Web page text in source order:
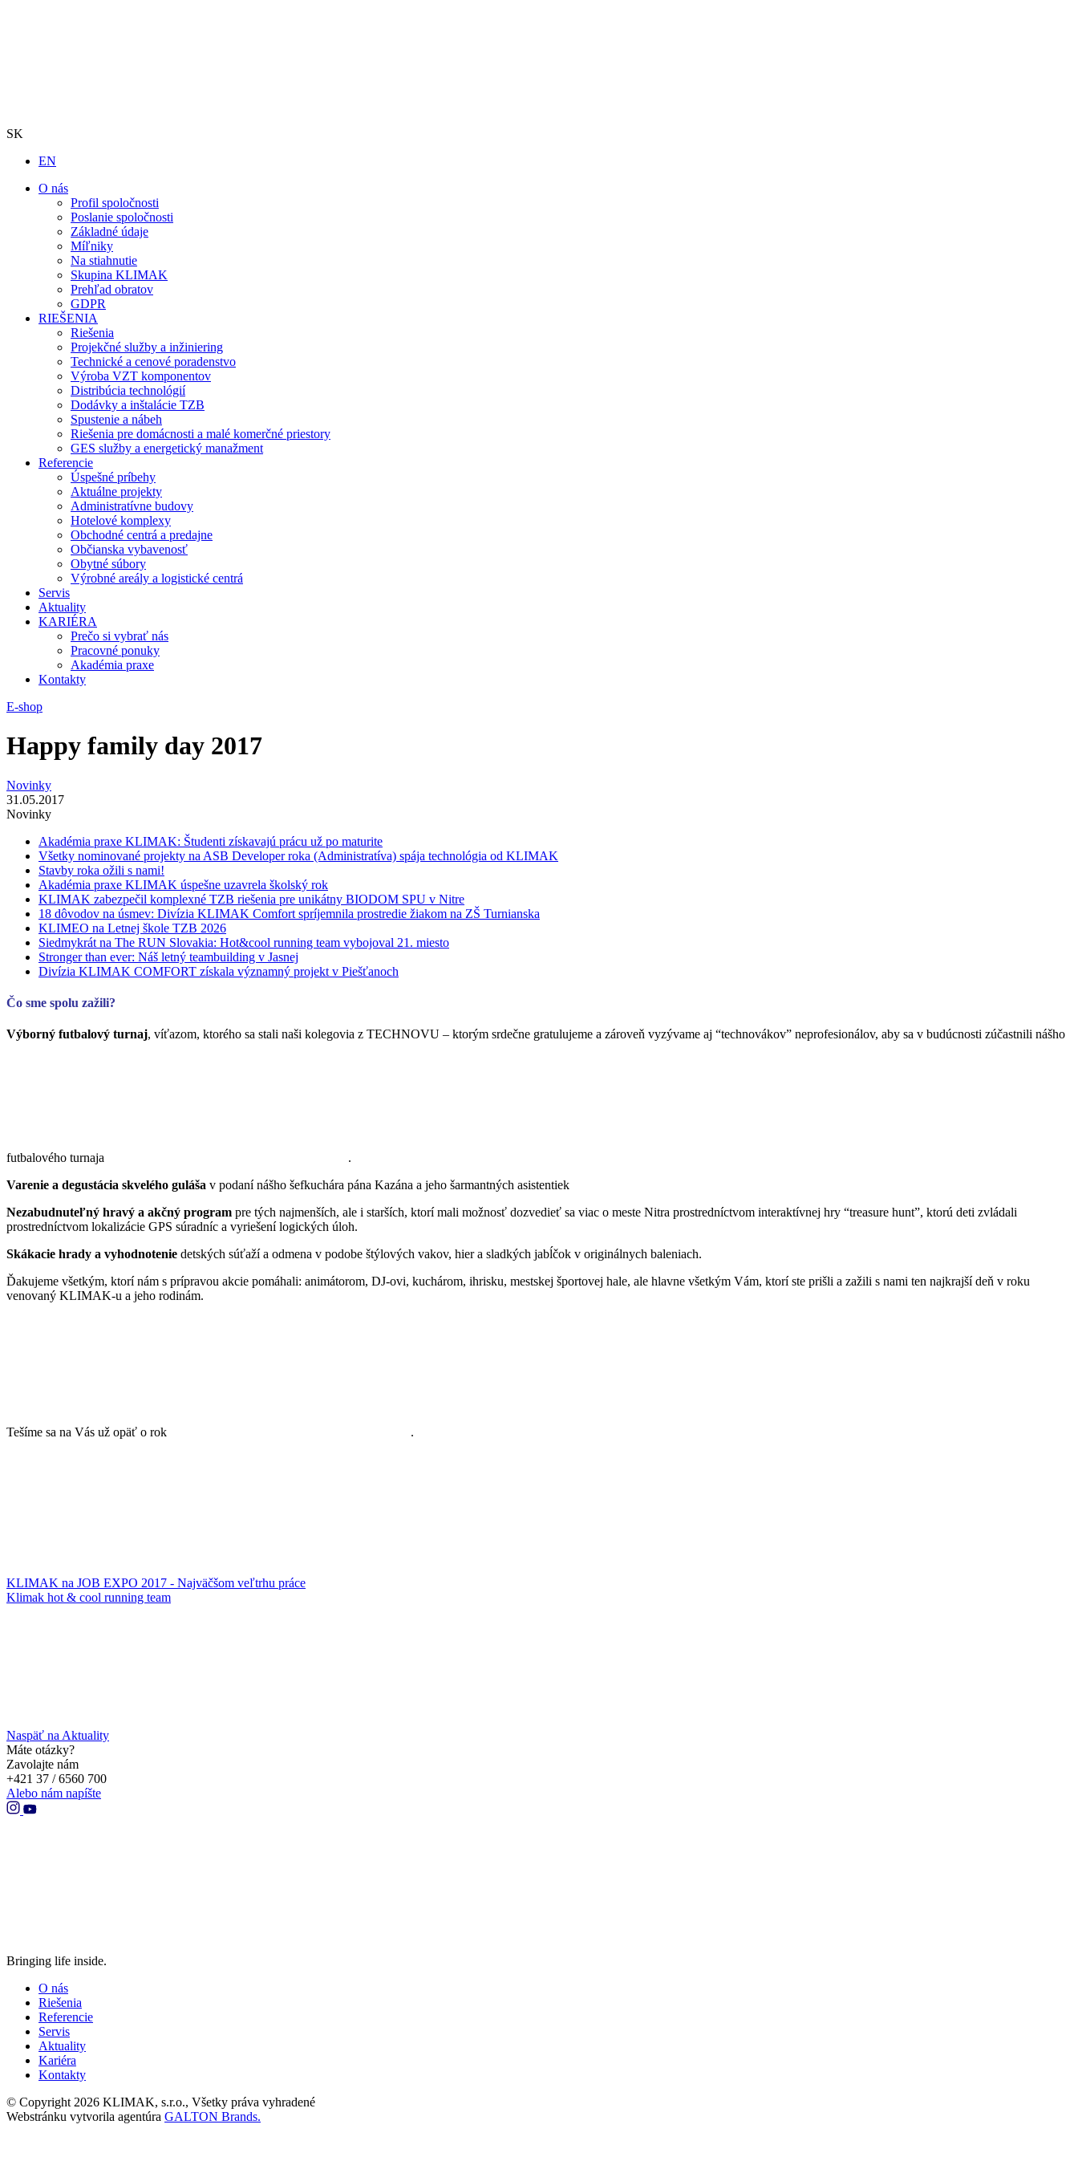
SK
EN
O nás
Profil spoločnosti
Poslanie spoločnosti
Základné údaje
Míľniky
Na stiahnutie
Skupina KLIMAK
Prehľad obratov
GDPR
RIEŠENIA
Riešenia
Projekčné služby a inžiniering
Technické a cenové poradenstvo
Výroba VZT komponentov
Distribúcia technológií
Dodávky a inštalácie TZB
Spustenie a nábeh
Riešenia pre domácnosti a malé komerčné priestory
GES služby a energetický manažment
Referencie
Úspešné príbehy
Aktuálne projekty
Administratívne budovy
Hotelové komplexy
Obchodné centrá a predajne
Občianska vybavenosť
Obytné súbory
Výrobné areály a logistické centrá
Servis
Aktuality
KARIÉRA
Prečo si vybrať nás
Pracovné ponuky
Akadémia praxe
Kontakty
E-shop
Happy family day 2017
Novinky
31.05.2017
Novinky
Akadémia praxe KLIMAK: Študenti získavajú prácu už po maturite
Všetky nominované projekty na ASB Developer roka (Administratíva) spája technológia od KLIMAK
Stavby roka ožili s nami!
Akadémia praxe KLIMAK úspešne uzavrela školský rok
KLIMAK zabezpečil komplexné TZB riešenia pre unikátny BIODOM SPU v Nitre
18 dôvodov na úsmev: Divízia KLIMAK Comfort spríjemnila prostredie žiakom na ZŠ Turnianska
KLIMEO na Letnej škole TZB 2026
Siedmykrát na The RUN Slovakia: Hot&cool running team vybojoval 21. miesto
Stronger than ever: Náš letný teambuilding v Jasnej
Divízia KLIMAK COMFORT získala významný projekt v Piešťanoch
Čo sme spolu zažili?
Výborný futbalový turnaj, víťazom, ktorého sa stali naši kolegovia z TECHNOVU – ktorým srdečne gratulujeme a zároveň vyzývame aj “technovákov” neprofesionálov, aby sa v budúcnosti zúčastnili nášho
futbalového turnaja
.
Varenie a degustácia skvelého guláša v podaní nášho šefkuchára pána Kazána a jeho šarmantných asistentiek
Nezabudnuteľný hravý a akčný program pre tých najmenších, ale i starších, ktorí mali možnosť dozvedieť sa viac o meste Nitra prostredníctvom interaktívnej hry “treasure hunt”, ktorú deti zvládali
prostredníctvom lokalizácie GPS súradníc a vyriešení logických úloh.
Skákacie hrady a vyhodnotenie detských súťaží a odmena v podobe štýlových vakov, hier a sladkých jabĺčok v originálnych baleniach.
Ďakujeme všetkým, ktorí nám s prípravou akcie pomáhali: animátorom, DJ-ovi, kuchárom, ihrisku, mestskej športovej hale, ale hlavne všetkým Vám, ktorí ste prišli a zažili s nami ten najkrajší deň v roku
venovaný KLIMAK-u a jeho rodinám.
Tešíme sa na Vás už opäť o rok .
KLIMAK na JOB EXPO 2017 - Najväčšom veľtrhu práce
Klimak hot & cool running team
Naspäť na Aktuality
Máte otázky?
Zavolajte nám
+421 37 / 6560 700
Alebo nám napíšte
Bringing life inside.
O nás
Riešenia
Referencie
Servis
Aktuality
Kariéra
Kontakty
© Copyright 2026 KLIMAK, s.r.o., Všetky práva vyhradené
Webstránku vytvorila agentúra GALTON Brands.